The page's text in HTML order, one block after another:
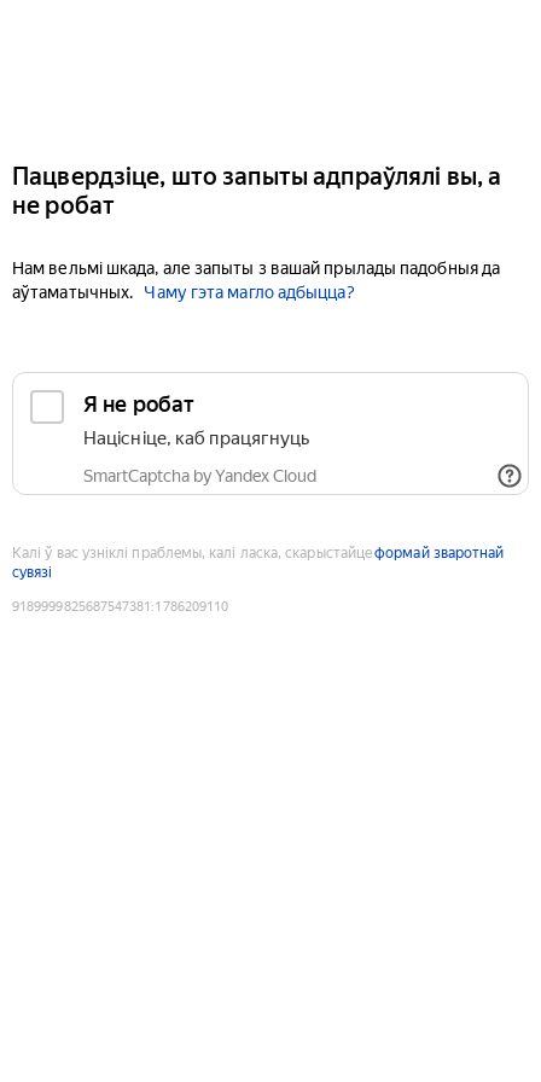
Пацвердзіце, што запыты адпраўлялі вы, а
не робат
Нам вельмі шкада, але запыты з вашай прылады падобныя да
аўтаматычных.
Чаму гэта магло адбыцца?
Я не робат
Націсніце, каб працягнуць
SmartCaptcha by Yandex Cloud
Калі ў вас узніклі праблемы, калі ласка, скарыстайцеформай зваротнай
сувязі
9189999825687547381 :1786209110